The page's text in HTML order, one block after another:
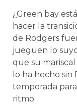
¿Green bay
hacer la
de Rodgers
jueguen lo
que su
lo ha hecho
temporada
ritmo.